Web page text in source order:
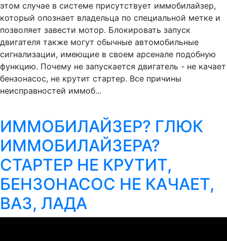
этом случае в системе присутствует иммобилайзер,
который опознает владельца по специальной метке и
позволяет завести мотор. Блокировать запуск
двигателя также могут обычные автомобильные
сигнализации, имеющие в своем арсенале подобную
функцию. Почему не запускается двигатель - не качает
бензонасос, не крутит стартер. Все причины
неисправностей иммоб...
ИММОБИЛАЙЗЕР? ГЛЮК
ИММОБИЛАЙЗЕРА?
СТАРТЕР НЕ КРУТИТ,
БЕНЗОНАСОС НЕ КАЧАЕТ,
ВАЗ, ЛАДА